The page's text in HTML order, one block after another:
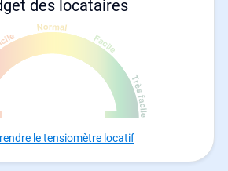
des locataires
le tensiomètre locatif